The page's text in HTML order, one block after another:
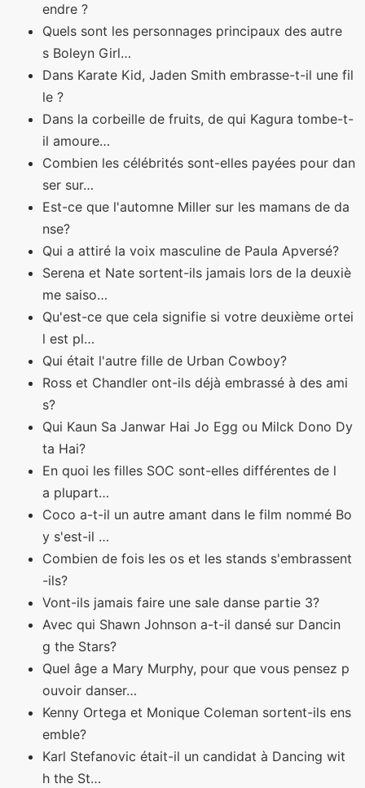
endre ?
Quels sont les personnages principaux des autre
s Boleyn Girl…
Dans Karate Kid, Jaden Smith embrasse-t-il une fil
le ?
Dans la corbeille de fruits, de qui Kagura tombe-t-
il amoure…
Combien les célébrités sont-elles payées pour dan
ser sur…
Est-ce que l'automne Miller sur les mamans de da
nse?
Qui a attiré la voix masculine de Paula Apversé?
Serena et Nate sortent-ils jamais lors de la deuxiè
me saiso…
Qu'est-ce que cela signifie si votre deuxième ortei
l est pl…
Qui était l'autre fille de Urban Cowboy?
Ross et Chandler ont-ils déjà embrassé à des ami
s?
Qui Kaun Sa Janwar Hai Jo Egg ou Milck Dono Dy
ta Hai?
En quoi les filles SOC sont-elles différentes de l
a plupart…
Coco a-t-il un autre amant dans le film nommé Bo
y s'est-il …
Combien de fois les os et les stands s'embrassent
-ils?
Vont-ils jamais faire une sale danse partie 3?
Avec qui Shawn Johnson a-t-il dansé sur Dancin
g the Stars?
Quel âge a Mary Murphy, pour que vous pensez p
ouvoir danser…
Kenny Ortega et Monique Coleman sortent-ils ens
emble?
Karl Stefanovic était-il un candidat à Dancing wit
h the St…